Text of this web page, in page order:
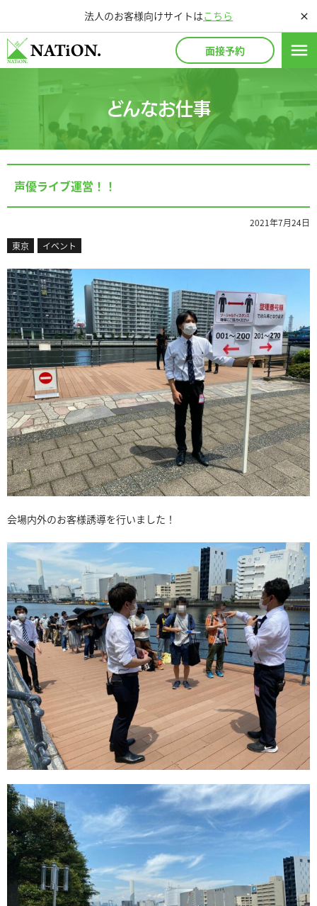
法人のお客様向けサイトはこちら close
面接予約 menu
どんなお仕事
声優ライブ運営！！
2021年7月24日
東京
イベント
会場内外のお客様誘導を行いました！